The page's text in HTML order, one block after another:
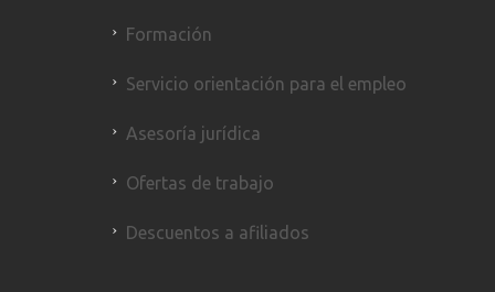
Formación
Servicio orientación para el empleo
Asesoría jurídica
Ofertas de trabajo
Descuentos a afiliados